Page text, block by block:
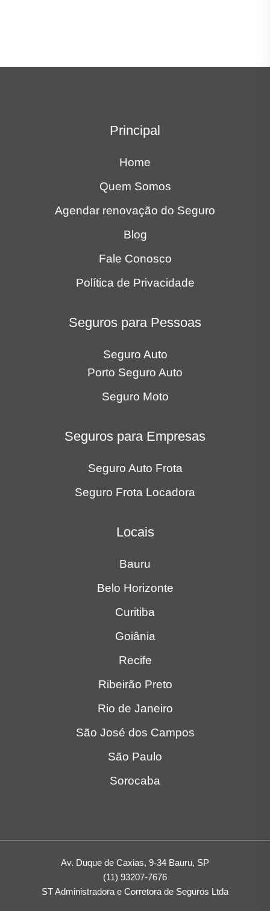
Principal
Home
Quem Somos
Agendar renovação do Seguro
Blog
Fale Conosco
Política de Privacidade
Seguros para Pessoas
Seguro Auto
Porto Seguro Auto
Seguro Moto
Seguros para Empresas
Seguro Auto Frota
Seguro Frota Locadora
Locais
Bauru
Belo Horizonte
Curitiba
Goiânia
Recife
Ribeirão Preto
Rio de Janeiro
São José dos Campos
São Paulo
Sorocaba
Av. Duque de Caxias, 9-34 Bauru, SP
(11) 93207-7676
ST Administradora e Corretora de Seguros Ltda